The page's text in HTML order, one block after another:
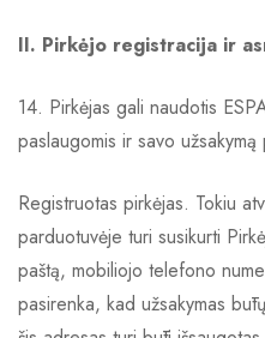
II. Pirkėjo registracija ir
14. Pirkėjas gali naudotis
paslaugomis ir savo užsakymą
Registruotas pirkėjas. Tokiu
parduotuvėje turi susikurti
paštą, mobiliojo telefono
pasirenka, kad užsakymas